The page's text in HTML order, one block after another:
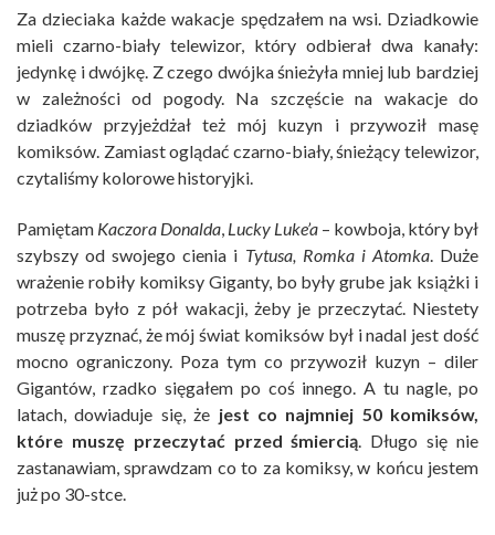
Za dzieciaka każde wakacje spędzałem na wsi. Dziadkowie
mieli czarno-biały telewizor, który odbierał dwa kanały:
jedynkę i dwójkę. Z czego dwójka śnieżyła mniej lub bardziej
w zależności od pogody. Na szczęście na wakacje do
dziadków przyjeżdżał też mój kuzyn i przywoził masę
komiksów. Zamiast oglądać czarno-biały, śnieżący telewizor,
czytaliśmy kolorowe historyjki.
Pamiętam Kaczora Donalda, Lucky Luke’a – kowboja, który był
szybszy od swojego cienia i Tytusa, Romka i Atomka. Duże
wrażenie robiły komiksy Giganty, bo były grube jak książki i
potrzeba było z pół wakacji, żeby je przeczytać. Niestety
muszę przyznać, że mój świat komiksów był i nadal jest dość
mocno ograniczony. Poza tym co przywoził kuzyn – diler
Gigantów, rzadko sięgałem po coś innego. A tu nagle, po
latach, dowiaduje się, że jest co najmniej 50 komiksów,
które muszę przeczytać przed śmiercią. Długo się nie
zastanawiam, sprawdzam co to za komiksy, w końcu jestem
już po 30-stce.